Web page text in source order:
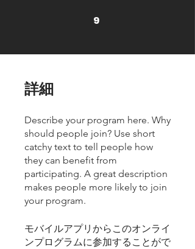
9
詳細
Describe your program here. Why
should people join? Use short
catchy text to tell people how
they can benefit from
participating. A great description
makes people more likely to join
your program.
モバイルアプリからこのオンライ
ンプログラムに参加することがで